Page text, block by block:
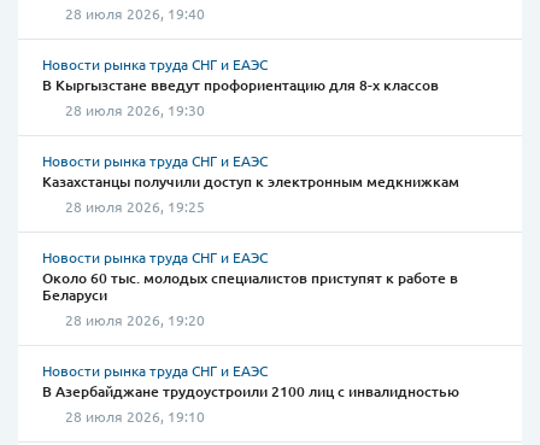
28 июля 2026, 19:40
Новости рынка труда СНГ и ЕАЭС
В Кыргызстане введут профориентацию для 8-х классов
28 июля 2026, 19:30
Новости рынка труда СНГ и ЕАЭС
Казахстанцы получили доступ к электронным медкнижкам
28 июля 2026, 19:25
Новости рынка труда СНГ и ЕАЭС
Около 60 тыс. молодых специалистов приступят к работе в
Беларуси
28 июля 2026, 19:20
Новости рынка труда СНГ и ЕАЭС
В Азербайджане трудоустроили 2100 лиц с инвалидностью
28 июля 2026, 19:10